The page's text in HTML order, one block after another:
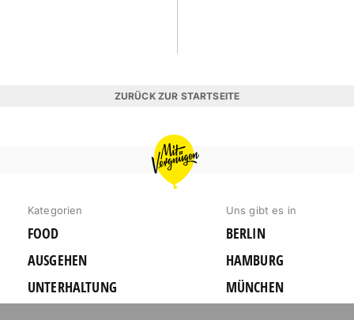
ZURÜCK ZUR STARTSEITE
MIT
VERGNÜGEN
BERLIN
Kategorien
FOOD
AUSGEHEN
UNTERHALTUNG
Uns gibt es in
BERLIN
HAMBURG
MÜNCHEN